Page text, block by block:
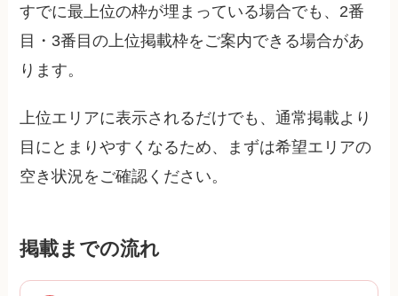
すでに最上位の枠が埋まっている場合でも、2番
目・3番目の上位掲載枠をご案内できる場合があ
ります。
上位エリアに表示されるだけでも、通常掲載より
目にとまりやすくなるため、まずは希望エリアの
空き状況をご確認ください。
掲載までの流れ